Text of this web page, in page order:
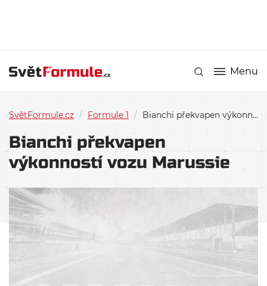
Menu
SvětFormule.cz / Formule 1 / Bianchi překvapen výkonností vozu Marussie
Bianchi překvapen
výkonností vozu Marussie